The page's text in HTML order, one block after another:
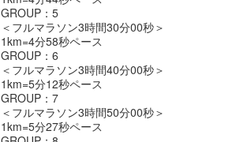
GROUP：5
＜フルマラソン3時間30分00秒＞
1km=4分58秒ペース
GROUP：6
＜フルマラソン3時間40分00秒＞
1km=5分12秒ペース
GROUP：7
＜フルマラソン3時間50分00秒＞
1km=5分27秒ペース